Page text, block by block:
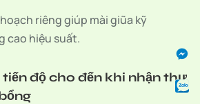
riêng giúp mài giũa kỹ
cao hiệu suất.
độ cho đến khi nhận thư